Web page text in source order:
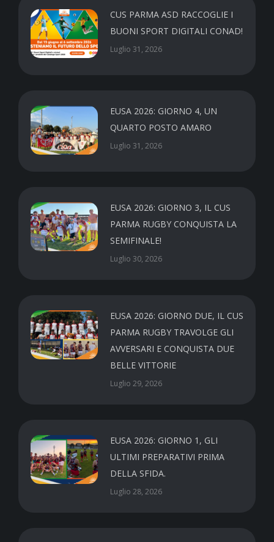
CUS PARMA ASD RACCOGLIE I
BUONI SPORT DIGITALI CONAD!
Luglio 31, 2026
EUSA 2026: GIORNO 4, UN
QUARTO POSTO AMARO
Luglio 31, 2026
EUSA 2026: GIORNO 3, IL CUS
PARMA RUGBY CONQUISTA LA
SEMIFINALE!
Luglio 30, 2026
EUSA 2026: GIORNO DUE, IL CUS
PARMA RUGBY TRAVOLGE GLI
AVVERSARI E CONQUISTA DUE
BELLE VITTORIE
Luglio 29, 2026
EUSA 2026: GIORNO 1, GLI
ULTIMI PREPARATIVI PRIMA
DELLA SFIDA.
Luglio 28, 2026